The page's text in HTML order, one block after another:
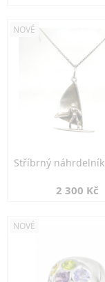
NOVÉ
Stříbrný
2 300 Kč
NOVÉ